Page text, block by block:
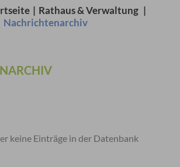
| Rathaus & Verwaltung |
Nachrichtenarchiv
keine Einträge in der Datenbank